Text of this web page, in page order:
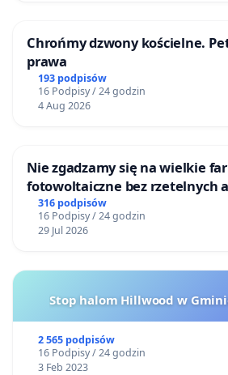
Chrońmy dzwony kościelne.
prawa
193 podpisów
16 Podpisy / 24 godzin
4 Aug 2026
Nie zgadzamy się na wielkie
fotowoltaiczne bez rzetelnych
mieszkańców
316 podpisów
16 Podpisy / 24 godzin
29 Jul 2026
Stop halom Hillwood w
2 565 podpisów
16 Podpisy / 24 godzin
3 Feb 2023